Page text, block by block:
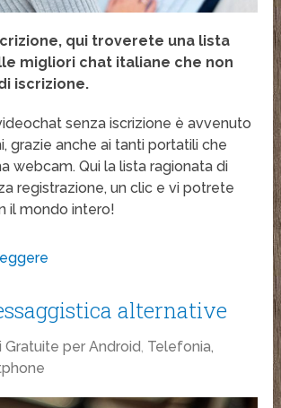
qui troverete una lista
migliori chat italiane che non
iscrizione.
senza iscrizione è avvenuto
grazie anche ai tanti portatili che
webcam. Qui la lista ragionata di
registrazione, un clic e vi potrete
il mondo intero!
alternative
Gratuite per Android, Telefonia,